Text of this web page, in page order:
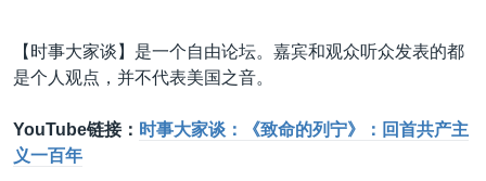
【时事大家谈】是一个自由论坛。嘉宾和观众听众发表的都
是个人观点，并不代表美国之音。
YouTube链接： 时事大家谈：
《致命的列宁》：回首共产主
义一百年